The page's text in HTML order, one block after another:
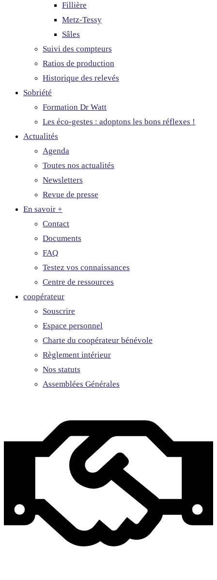
Fillière
Metz-Tessy
Sâles
Suivi des compteurs
Ratios de production
Historique des relevés
Sobriété
Formation Dr Watt
Les éco-gestes : adoptons les bons réflexes !
Actualités
Agenda
Toutes nos actualités
Newsletters
Revue de presse
En savoir +
Contact
Documents
FAQ
Testez vos connaissances
Centre de ressources
coopérateur
Souscrire
Espace personnel
Charte du coopérateur bénévole
Règlement intérieur
Nos statuts
Assemblées Générales